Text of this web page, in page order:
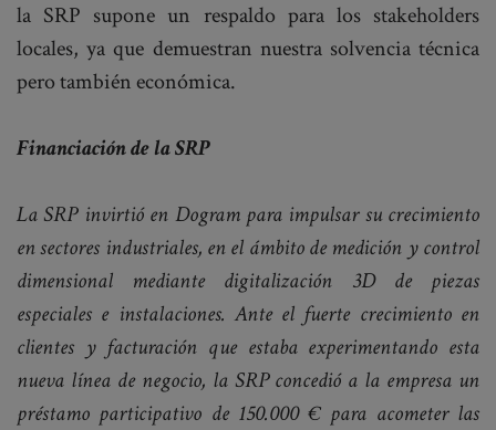
la SRP supone un respaldo para los stakeholders
locales, ya que demuestran nuestra solvencia técnica
pero también económica.
Financiación de la SRP
La SRP invirtió en Dogram para impulsar su crecimiento
en sectores industriales, en el ámbito de medición y control
dimensional mediante digitalización 3D de piezas
especiales e instalaciones. Ante el fuerte crecimiento en
clientes y facturación que estaba experimentando esta
nueva línea de negocio, la SRP concedió a la empresa un
préstamo participativo de 150.000 € para acometer las